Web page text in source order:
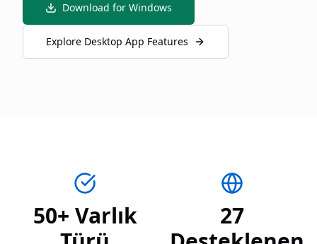
Download for Windows
Explore Desktop App Features
50+ Varlık
27